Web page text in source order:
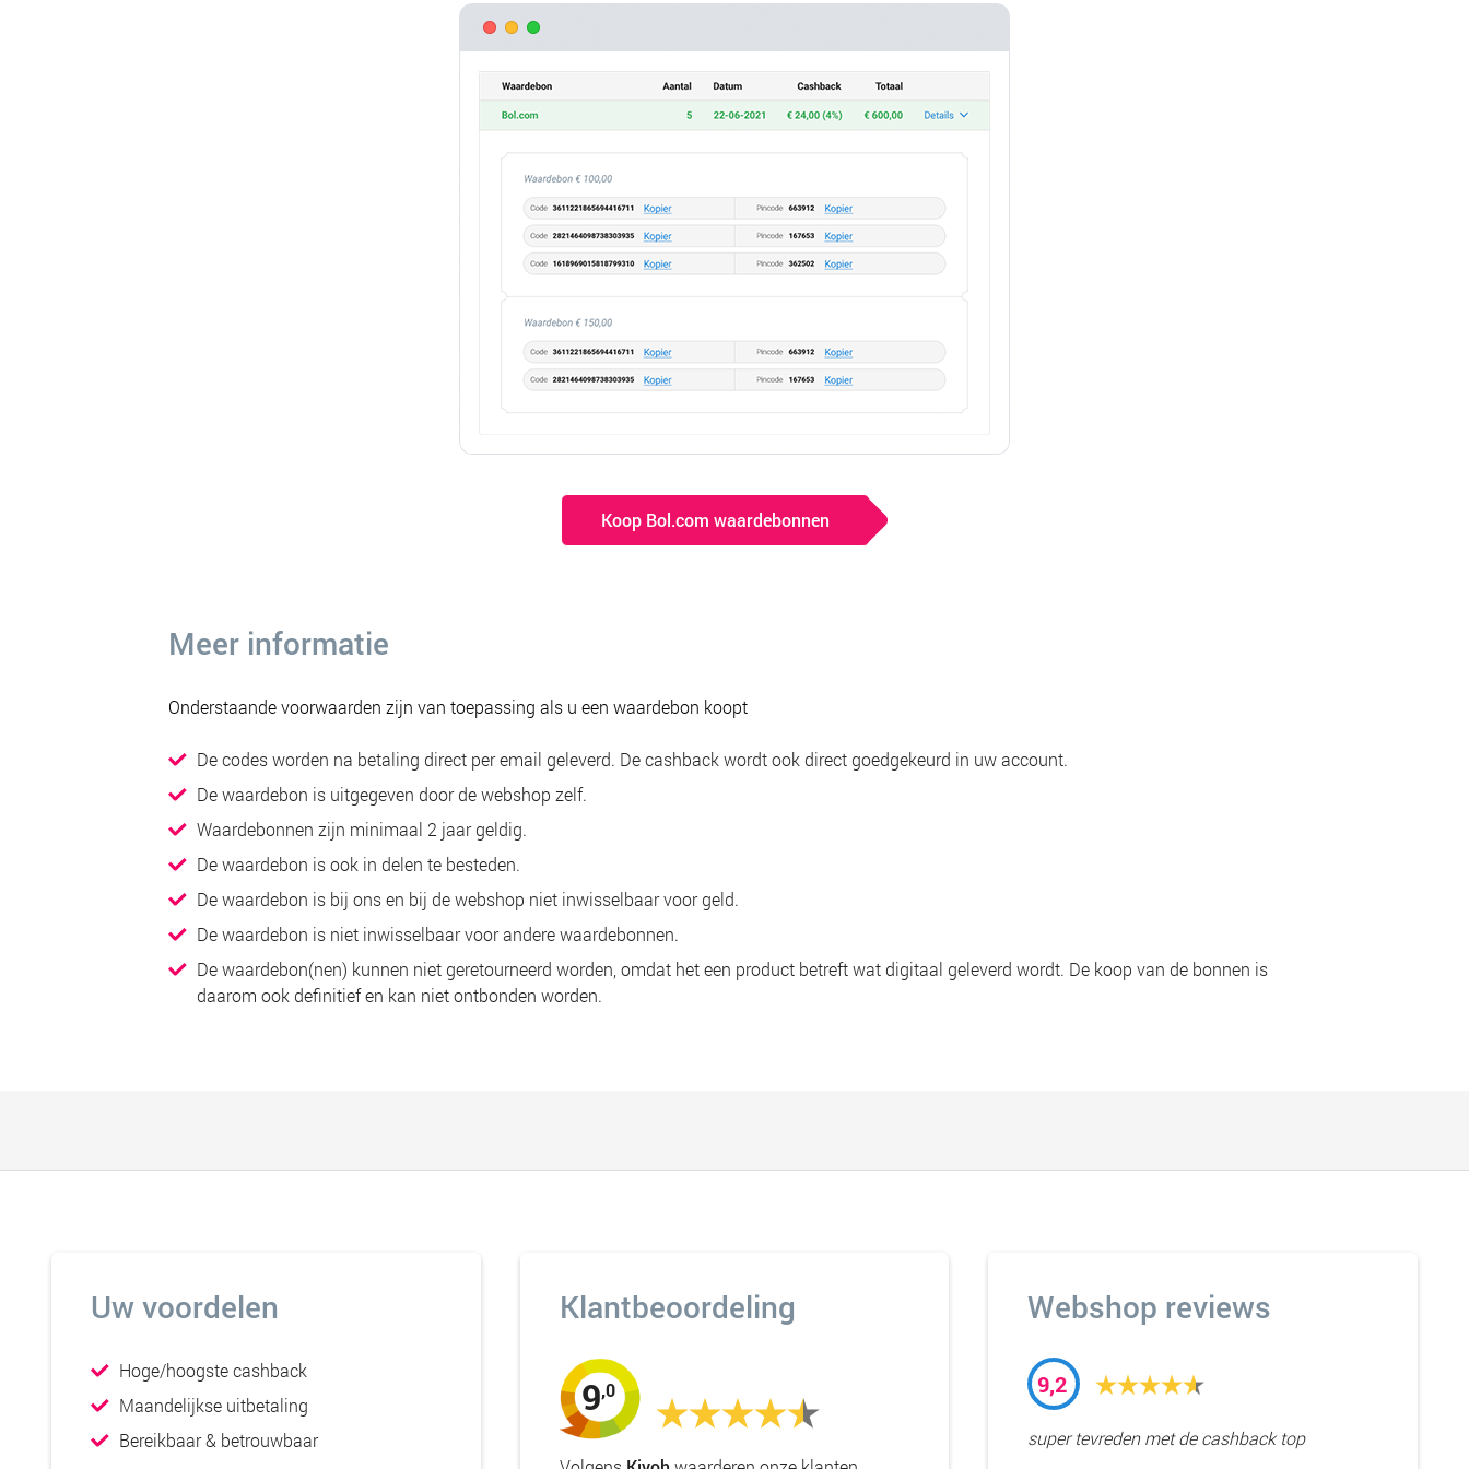
Koop Bol.com waardebonnen
Meer informatie
Onderstaande voorwaarden zijn van toepassing als u een waardebon koopt
De codes worden na betaling direct per email geleverd. De cashback wordt ook direct goedgekeurd in uw account.
De waardebon is uitgegeven door de webshop zelf.
Waardebonnen zijn minimaal 2 jaar geldig.
De waardebon is ook in delen te besteden.
De waardebon is bij ons en bij de webshop niet inwisselbaar voor geld.
De waardebon is niet inwisselbaar voor andere waardebonnen.
De waardebon(nen) kunnen niet geretourneerd worden, omdat het een product betreft wat digitaal geleverd wordt. De koop van de bonnen is
daarom ook definitief en kan niet ontbonden worden.
Uw voordelen
Hoge/hoogste cashback
Maandelijkse uitbetaling
Bereikbaar & betrouwbaar
Klantbeoordeling
9,0
Webshop reviews
9,2
super tevreden met de cashback top